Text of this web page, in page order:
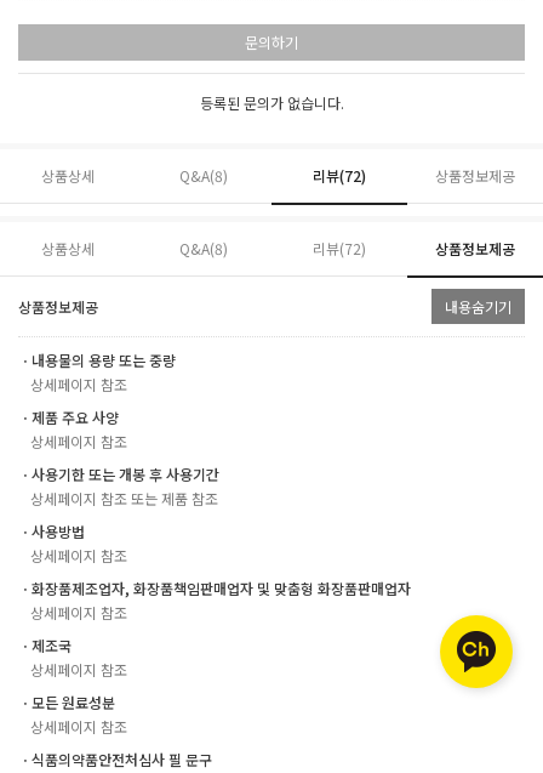
문의하기
등록된 문의가 없습니다.
상품상세 Q&A(8) 리뷰(72) 상품정보제공
상품상세 Q&A(8) 리뷰(72) 상품정보제공
상품정보제공 내용숨기기
ㆍ내용물의 용량 또는 중량
상세페이지 참조
ㆍ제품 주요 사양
상세페이지 참조
ㆍ사용기한 또는 개봉 후 사용기간
상세페이지 참조 또는 제품 참조
ㆍ사용방법
상세페이지 참조
ㆍ화장품제조업자, 화장품책임판매업자 및 맞춤형 화장품판매업자
상세페이지 참조
ㆍ제조국
상세페이지 참조
ㆍ모든 원료성분
상세페이지 참조
ㆍ식품의약품안전처심사 필 문구